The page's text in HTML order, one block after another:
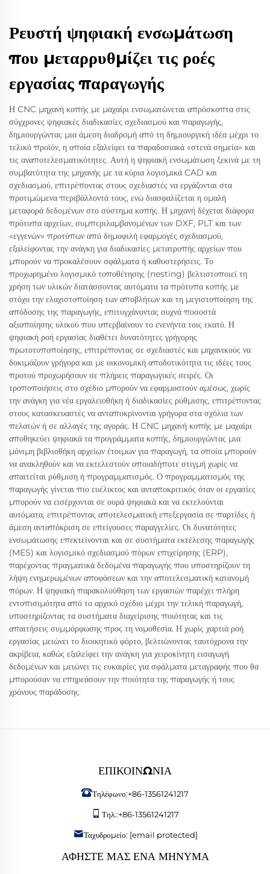
Ρευστή ψηφιακή ενσωμάτωση
που μεταρρυθμίζει τις ροές
εργασίας παραγωγής
Η CNC μηχανή κοπής με μαχαίρι ενσωματώνεται απρόσκοπτα στις
σύγχρονες ψηφιακές διαδικασίες σχεδιασμού και παραγωγής,
δημιουργώντας μια άμεση διαδρομή από τη δημιουργική ιδέα μέχρι το
τελικό προϊόν, η οποία εξαλείφει τα παραδοσιακά «στενά σημεία» και
τις αναποτελεσματικότητες. Αυτή η ψηφιακή ενσωμάτωση ξεκινά με τη
συμβατότητα της μηχανής με τα κύρια λογισμικά CAD και
σχεδιασμού, επιτρέποντας στους σχεδιαστές να εργάζονται στα
προτιμώμενα περιβάλλοντά τους, ενώ διασφαλίζεται η ομαλή
μεταφορά δεδομένων στο σύστημα κοπής. Η μηχανή δέχεται διάφορα
πρότυπα αρχείων, συμπεριλαμβανομένων των DXF, PLT και των
«εγγενών» προτύπων από δημοφιλή εφαρμογές σχεδιασμού,
εξαλείφοντας την ανάγκη για διαδικασίες μετατροπής αρχείων που
μπορούν να προκαλέσουν σφάλματα ή καθυστερήσεις. Το
προχωρημένο λογισμικό τοποθέτησης (nesting) βελτιστοποιεί τη
χρήση των υλικών διατάσσοντας αυτόματα τα πρότυπα κοπής με
στόχο την ελαχιστοποίηση των αποβλήτων και τη μεγιστοποίηση της
απόδοσης της παραγωγής, επιτυγχάνοντας συχνά ποσοστά
αξιοποίησης υλικού που υπερβαίνουν το ενενήντα τοις εκατό. Η
ψηφιακή ροή εργασίας διαθέτει δυνατότητες γρήγορης
πρωτοτυποποίησης, επιτρέποντας σε σχεδιαστές και μηχανικούς να
δοκιμάζουν γρήγορα και με οικονομική αποδοτικότητα τις ιδέες τους
προτού προχωρήσουν σε πλήρεις παραγωγικές σειρές. Οι
τροποποιήσεις στο σχέδιο μπορούν να εφαρμοστούν αμέσως, χωρίς
την ανάγκη για νέα εργαλειοθήκη ή διαδικασίες ρύθμισης, επιτρέποντας
στους κατασκευαστές να ανταποκρίνονται γρήγορα στα σχόλια των
πελατών ή σε αλλαγές της αγοράς. Η CNC μηχανή κοπής με μαχαίρι
αποθηκεύει ψηφιακά τα προγράμματα κοπής, δημιουργώντας μια
μόνιμη βιβλιοθήκη αρχείων έτοιμων για παραγωγή, τα οποία μπορούν
να ανακληθούν και να εκτελεστούν οποιαδήποτε στιγμή χωρίς να
απαιτείται ρύθμιση ή προγραμματισμός. Ο προγραμματισμός της
παραγωγής γίνεται πιο ευέλικτος και ανταποκριτικός όταν οι εργασίες
μπορούν να εισέρχονται σε ουρά ψηφιακά και να εκτελούνται
αυτόματα, επιτρέποντας αποτελεσματική επεξεργασία σε παρτίδες ή
άμεση ανταπόκριση σε επείγουσες παραγγελίες. Οι δυνατότητες
ενσωμάτωσης επεκτείνονται και σε συστήματα εκτέλεσης παραγωγής
(MES) και λογισμικό σχεδιασμού πόρων επιχείρησης (ERP),
παρέχοντας πραγματικά δεδομένα παραγωγής που υποστηρίζουν τη
λήψη ενημερωμένων αποφάσεων και την αποτελεσματική κατανομή
πόρων. Η ψηφιακή παρακολούθηση των εργασιών παρέχει πλήρη
εντοπισιμότητα από το αρχικό σχέδιο μέχρι την τελική παραγωγή,
υποστηρίζοντας τα συστήματα διαχείρισης ποιότητας και τις
απαιτήσεις συμμόρφωσης προς τη νομοθεσία. Η χωρίς χαρτιά ροή
εργασίας μειώνει το διοικητικό φόρτο, βελτιώνοντας ταυτόχρονα την
ακρίβεια, καθώς εξαλείφει την ανάγκη για χειροκίνητη εισαγωγή
δεδομένων και μειώνει τις ευκαιρίες για σφάλματα μεταγραφής που θα
μπορούσαν να επηρεάσουν την ποιότητα της παραγωγής ή τους
χρόνους παράδοσης.
ΕΠΙΚΟΙΝΩΝΊΑ
Τηλέφωνο:+86-13561241217
Τηλ.:+86-13561241217
Ταχυδρομείο: [email protected]
ΑΦΉΣΤΕ ΜΑΣ ΈΝΑ ΜΉΝΥΜΑ